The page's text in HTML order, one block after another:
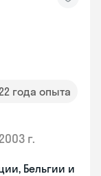
года опыта
2003 г.
Бельгии и